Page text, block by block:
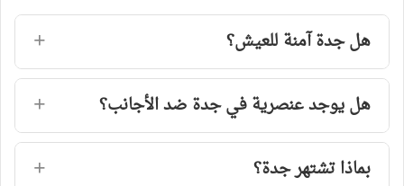
هل جدة آمنة للعيش؟
هل يوجد عنصرية في جدة ضد الأجانب؟
بماذا تشتهر جدة؟